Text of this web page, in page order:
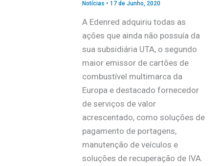
Notícias • 17 de Junho, 2020
A Edenred adquiriu todas as
ações que ainda não possuía da
sua subsidiária UTA, o segundo
maior emissor de cartões de
combustível multimarca da
Europa e destacado fornecedor
de serviços de valor
acrescentado, como soluções de
pagamento de portagens,
manutenção de veículos e
soluções de recuperação de IVA.